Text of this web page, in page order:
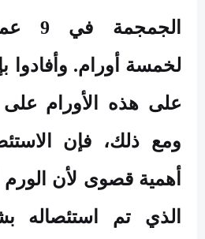
لخمسة أورام. وأفادوا
على هذه الأورام
ومع ذلك، فإن
أهمية قصوى لأن
الذي تم استئصاله